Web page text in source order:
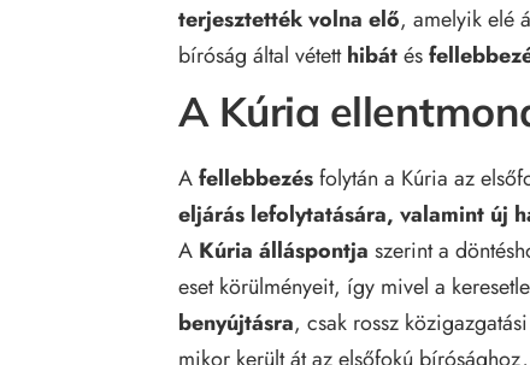
terjesztették volna elő, amelyik elé
bíróság által vétetthibátés
A Kúria
Afellebbezésfolytán a Kúria az
eljárás lefolytatására, valamint új
A Kúria álláspontja szerint a
eset körülményeit, így mivel a
benyújtásra, csak rossz
mikor került át az elsőfokú